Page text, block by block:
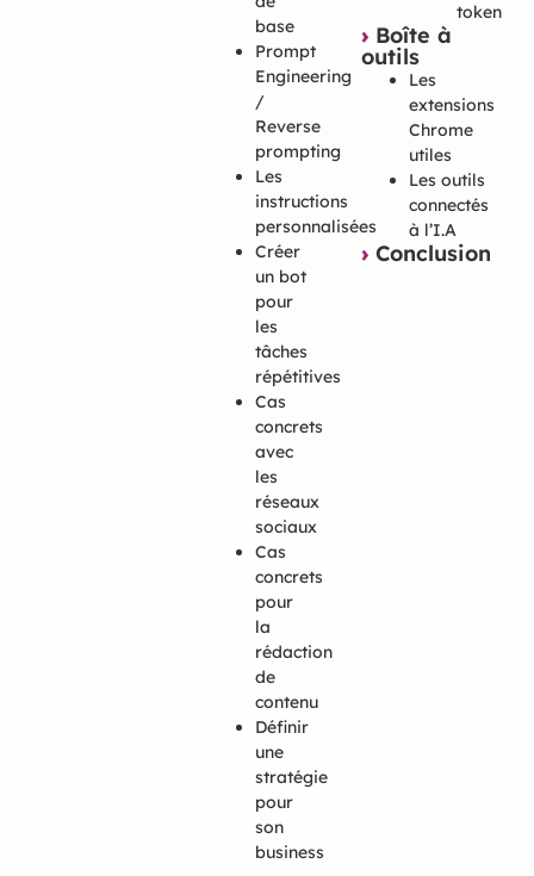
base
Prompt
Engineering
/
Reverse
prompting
Les
instructions
personnalisées
Créer
un bot
pour
les
tâches
répétitives
Cas
concrets
avec
les
réseaux
sociaux
Cas
concrets
pour
la
rédaction
de
contenu
Définir
une
stratégie
pour
son
business
token
›Boîte à
outils
Les
extensions
Chrome
utiles
Les outils
connectés
à l’I.A
›Conclusion